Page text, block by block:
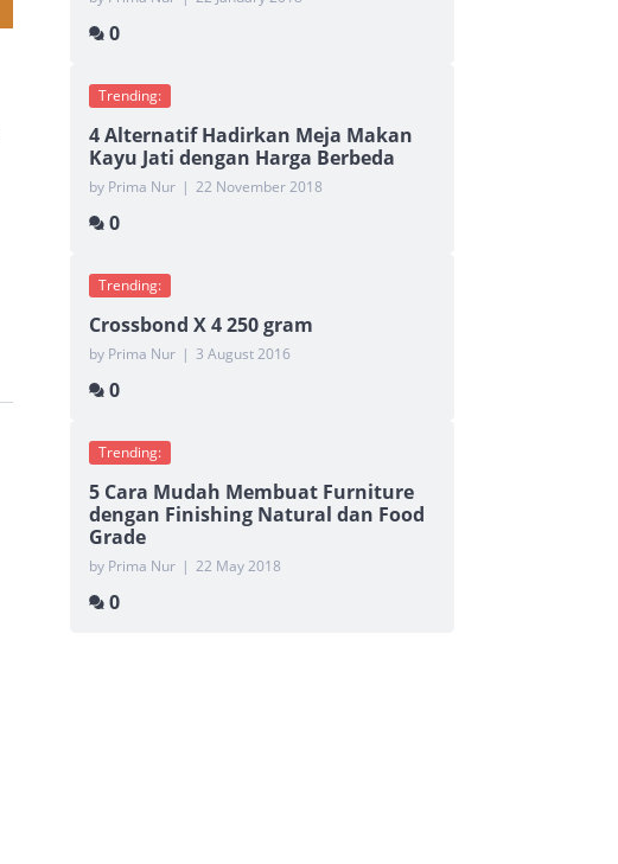
0
Trending:
4 Alternatif Hadirkan Meja Makan
Kayu Jati dengan Harga Berbeda
by Prima Nur | 22 November 2018
0
Trending:
Crossbond X 4 250 gram
by Prima Nur | 3 August 2016
0
Trending:
5 Cara Mudah Membuat Furniture
dengan Finishing Natural dan Food
Grade
by Prima Nur | 22 May 2018
0